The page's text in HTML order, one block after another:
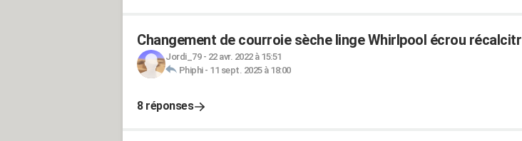
Changement de courroie sèche linge Whirlpool écrou récalcitr
Jordi_79- 22 avr. 2022 à 15:51
Phiphi- 11 sept. 2025 à 18:00
8 réponses